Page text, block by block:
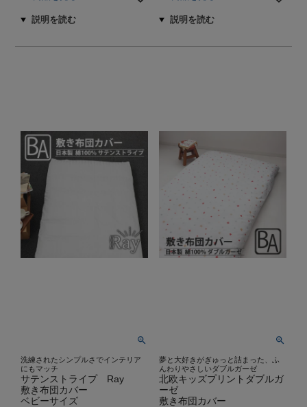
洗練されたシンプルさでインテリア
にもマッチ
サテンストライプ Ray
敷き布団カバー
ベビーサイズ
夢と大好きがぎゅっと詰まった、ふ
んわりやさしいダブルガーゼ
北欧キッズプリントダブルガ
ーゼ
敷き布団カバー